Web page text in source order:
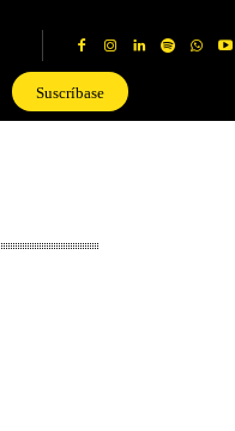
Suscríbase